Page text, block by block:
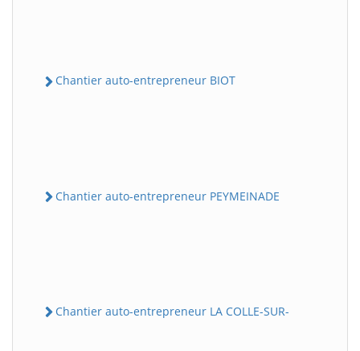
Chantier auto-entrepreneur BIOT
Chantier auto-entrepreneur PEYMEINADE
Chantier auto-entrepreneur LA COLLE-SUR-